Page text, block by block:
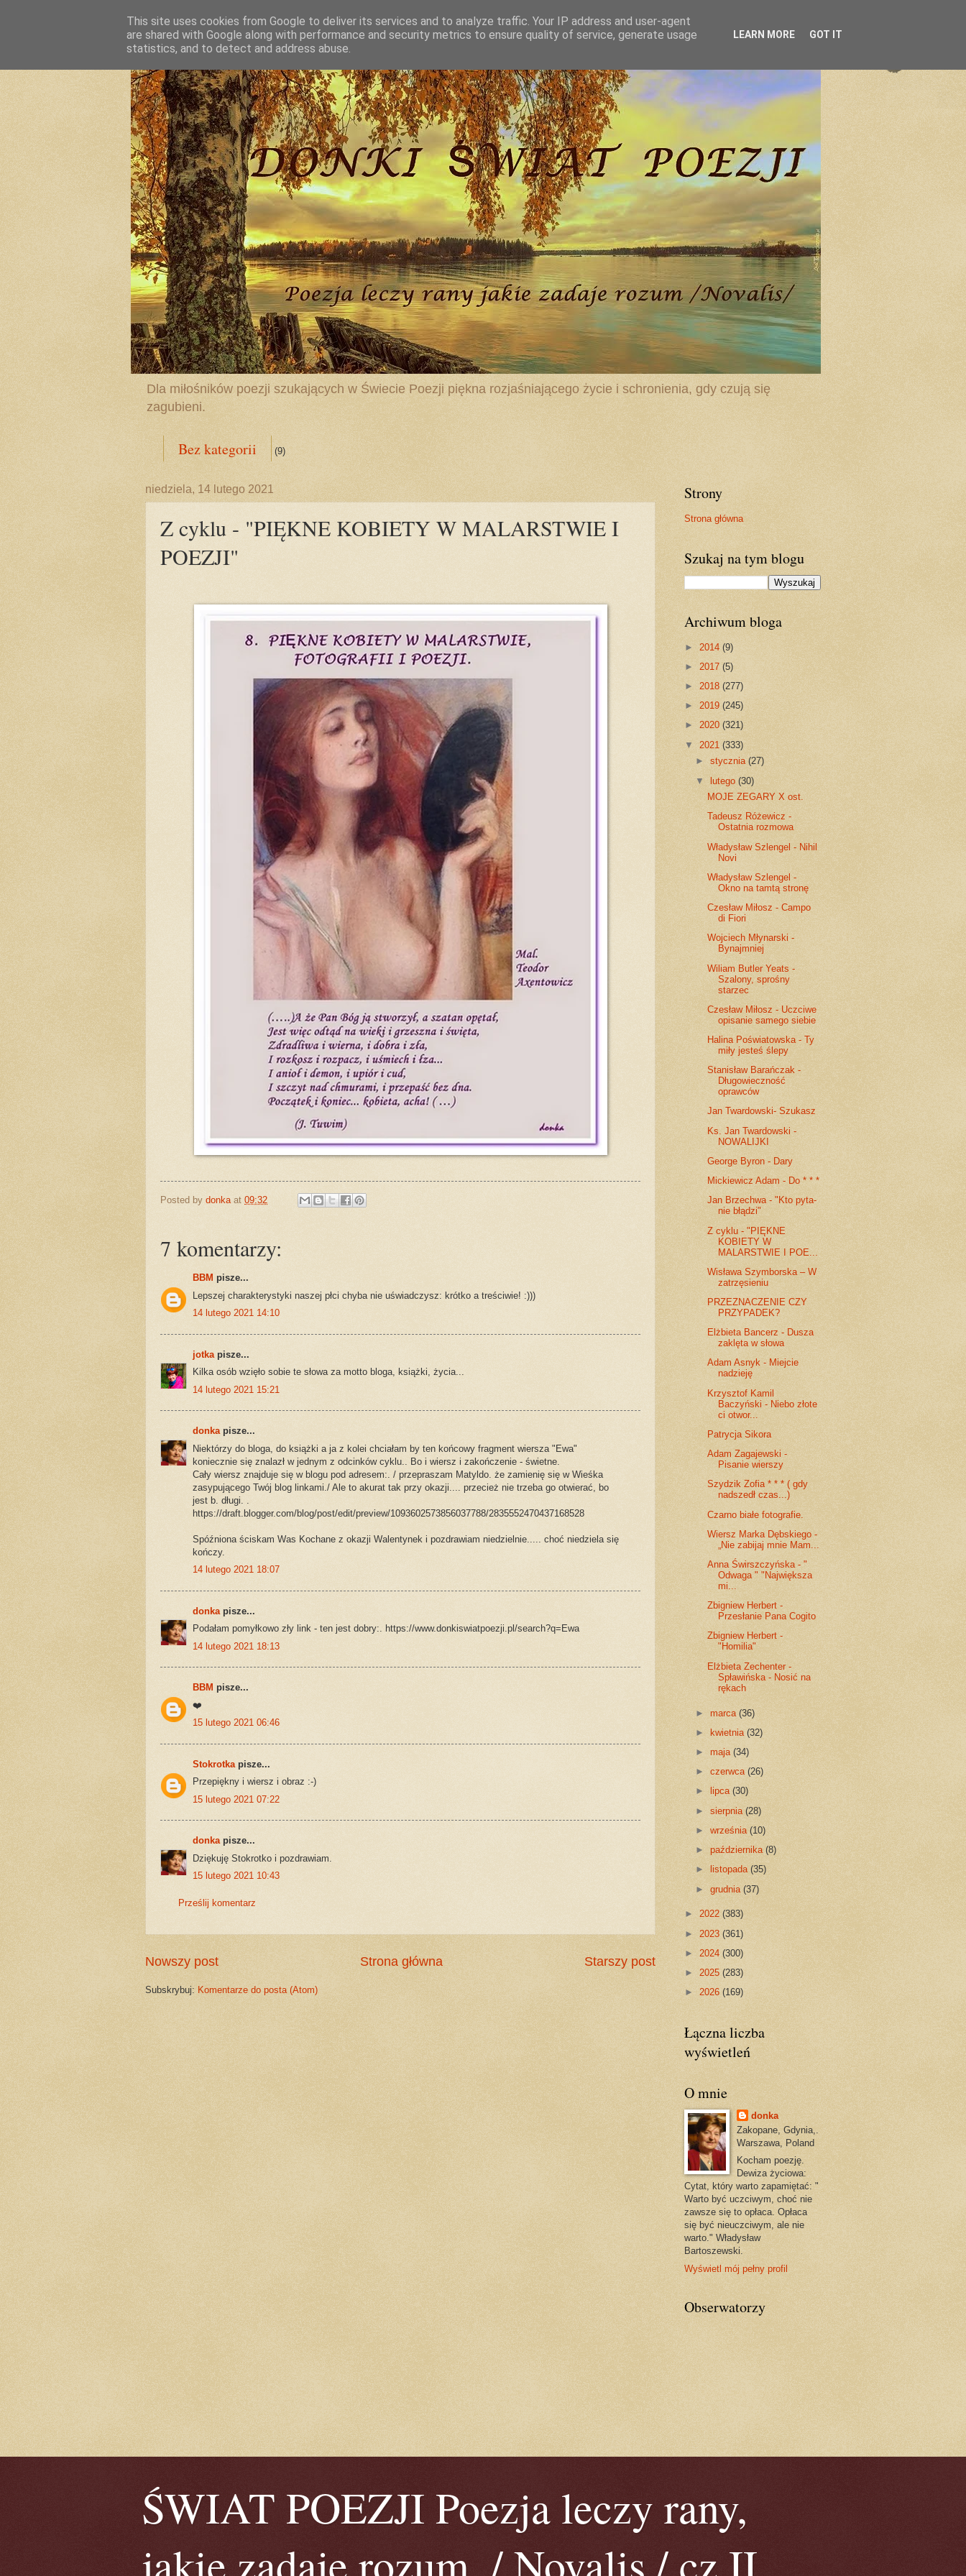
Dla miłośników poezji szukających w Świecie Poezji piękna rozjaśniającego życie i schronienia, gdy czują się
zagubieni.
Bez kategorii (9)
niedziela, 14 lutego 2021
Z cyklu - "PIĘKNE KOBIETY W MALARSTWIE I
POEZJI"
Posted by donka at 09:32
7 komentarzy:
BBM pisze...
Lepszej charakterystyki naszej płci chyba nie uświadczysz: krótko a treściwie! :)))
14 lutego 2021 14:10
jotka pisze...
Kilka osób wzięło sobie te słowa za motto bloga, książki, życia...
14 lutego 2021 15:21
donkapisze...
Niektórzy do bloga, do książki a ja z kolei chciałam by ten końcowy fragment wiersza "Ewa"
koniecznie się znalazł w jednym z odcinków cyklu.. Bo i wiersz i zakończenie - świetne.
Cały wiersz znajduje się w blogu pod adresem:. / przepraszam Matyldo. że zamienię się w Wieśka
zasypującego Twój blog linkami./ Ale to akurat tak przy okazji.... przecież nie trzeba go otwierać, bo
jest b. długi. .
https://draft.blogger.com/blog/post/edit/preview/1093602573856037788/2835552470437168528
Spóźniona ściskam Was Kochane z okazji Walentynek i pozdrawiam niedzielnie..... choć niedziela się
kończy.
14 lutego 2021 18:07
donka pisze...
Podałam pomyłkowo zły link - ten jest dobry:. https://www.donkiswiatpoezji.pl/search?q=Ewa
14 lutego 2021 18:13
BBM pisze...
❤️
15 lutego 2021 06:46
Stokrotka pisze...
Przepiękny i wiersz i obraz :-)
15 lutego 2021 07:22
donkapisze...
Dziękuję Stokrotko i pozdrawiam.
15 lutego 2021 10:43
Prześlij komentarz
Nowszy post Starszy post
Strona główna
Subskrybuj: Komentarze do posta (Atom)
Strony
Strona główna
Szukaj na tym blogu
Archiwum bloga
► 2014 (9)
► 2017 (5)
► 2018 (277)
► 2019 (245)
► 2020 (321)
▼ 2021 (333)
►stycznia(27)
▼ lutego(30)
MOJE ZEGARY X ost.
Tadeusz Różewicz -
Ostatnia rozmowa
Władysław Szlengel - Nihil
Novi
Władysław Szlengel -
Okno na tamtą stronę
Czesław Miłosz - Campo
di Fiori
Wojciech Młynarski -
Bynajmniej
Wiliam Butler Yeats -
Szalony, sprośny
starzec
Czesław Miłosz - Uczciwe
opisanie samego siebie
Halina Poświatowska - Ty
miły jesteś ślepy
Stanisław Barańczak -
Długowieczność
oprawców
Jan Twardowski- Szukasz
Ks. Jan Twardowski -
NOWALIJKI
George Byron - Dary
Mickiewicz Adam - Do * * *
Jan Brzechwa - "Kto pyta-
nie błądzi"
Z cyklu - "PIĘKNE
KOBIETY W
MALARSTWIE I POE...
Wisława Szymborska – W
zatrzęsieniu
PRZEZNACZENIE CZY
PRZYPADEK?
Elżbieta Bancerz - Dusza
zaklęta w słowa
Adam Asnyk - Miejcie
nadzieję
Krzysztof Kamil
Baczyński - Niebo złote
ci otwor...
Patrycja Sikora
Adam Zagajewski -
Pisanie wierszy
Szydzik Zofia * * * ( gdy
nadszedł czas...)
Czarno białe fotografie.
Wiersz Marka Dębskiego -
„Nie zabijaj mnie Mam...
Anna Świrszczyńska - "
Odwaga " "Największa
mi...
Zbigniew Herbert -
Przesłanie Pana Cogito
Zbigniew Herbert -
"Homilia"
Elżbieta Zechenter -
Spławińska - Nosić na
rękach
►marca(36)
►
kwietnia(32)
►maja(34)
►czerwca(26)
►
lipca(30)
►sierpnia(28)
►września(10)
►października(8)
►
listopada(35)
►grudnia(37)
► 2022 (383)
► 2023 (361)
► 2024 (300)
► 2025 (283)
► 2026 (169)
Łączna liczba
wyświetleń
O mnie
donka
Zakopane, Gdynia,.
Warszawa, Poland
Kocham poezję.
Dewiza życiowa:
Cytat, który warto zapamiętać: "
Warto być uczciwym, choć nie
zawsze się to opłaca. Opłaca
się być nieuczciwym, ale nie
warto." Władysław
Bartoszewski.
Wyświetl mój pełny profil
Obserwatorzy
ŚWIAT POEZJI Poezja leczy rany,
jakie zadaje rozum. / Novalis / cz.II
This site uses cookies from Google to deliver its services and to analyze traffic. Your IP address and user-agent
are shared with Google along with performance and security metrics to ensure quality of service, generate usage
statistics, and to detect and address abuse.
LEARN MORE GOT IT